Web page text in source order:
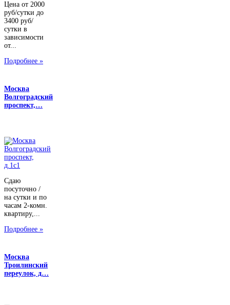
Цена от 2000
руб/сутки до
3400 руб/
сутки в
зависимости
от...
Подробнее »
Москва
Волгоградский
проспект,…
Сдаю
посуточно /
на сутки и по
часам 2-комн.
квартиру,...
Подробнее »
Москва
Троилинский
переулок, д…